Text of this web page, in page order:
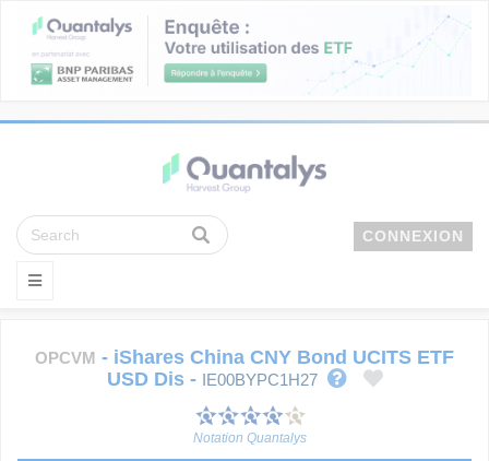
CONNEXION
OPCVM - iShares China CNY Bond UCITS ETF
USD Dis- IE00BYPC1H27
Notation Quantalys